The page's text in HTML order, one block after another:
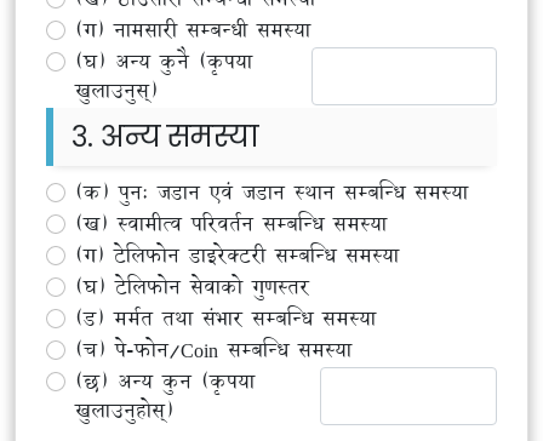
(ग) नामसारी सम्बन्धी समस्या
(घ) अन्य कुनै (कृपया
खुलाउनुस्)
३. अन्य समस्या
(क) पुनः जडान एवं जडान स्थान सम्बन्धि समस्या
(ख) स्वामीत्व परिवर्तन सम्बन्धि समस्या
(ग) टेलिफोन डाइरेक्टरी सम्बन्धि समस्या
(घ) टेलिफोन सेवाको गुणस्तर
(ड) मर्मत तथा संभार सम्बन्धि समस्या
(च) पे-फोन/Coin सम्बन्धि समस्या
(छ) अन्य कुन (कृपया
खुलाउनुहोस्)